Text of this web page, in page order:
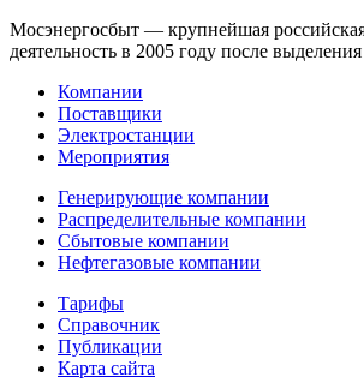
Мосэнергосбыт — крупнейшая
деятельность в 2005 году после
Компании
Поставщики
Электростанции
Мероприятия
Генерирующие компании
Распределительные компании
Сбытовые компании
Нефтегазовые компании
Тарифы
Справочник
Публикации
Карта сайта